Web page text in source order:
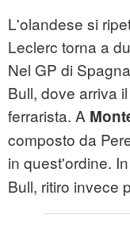
L'olandese si
Leclerc torna a
Nel GP di
Bull, dove arriva
ferrarista. A
composto da
in quest'ordine. In
Bull, ritiro invece